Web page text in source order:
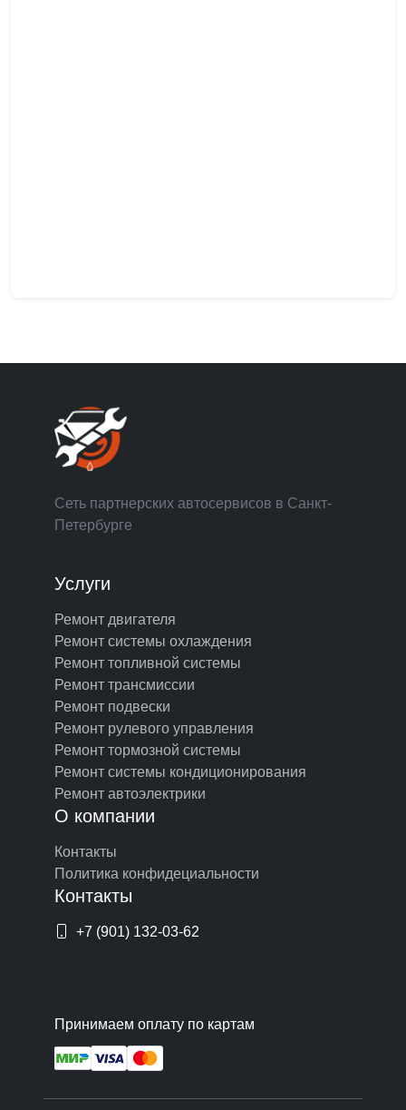
Сеть партнерских автосервисов в Санкт-
Петербурге
Услуги
Ремонт двигателя
Ремонт системы охлаждения
Ремонт топливной системы
Ремонт трансмиссии
Ремонт подвески
Ремонт рулевого управления
Ремонт тормозной системы
Ремонт системы кондиционирования
Ремонт автоэлектрики
О компании
Контакты
Политика конфидециальности
Контакты
+7 (901) 132-03-62
Принимаем оплату по картам